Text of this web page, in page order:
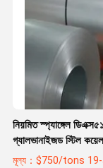
নিয়মিত স্প্যাঙ্গেল
গ্যালভানাইজড স্টিল
মূল্য：$750/tons